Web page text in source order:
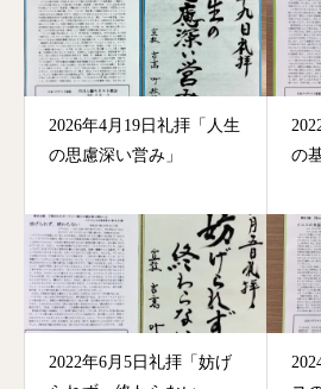
2026年4月19日礼拝「人生
の思慮深い営み」
の
2022年6月5日礼拝「妨げ